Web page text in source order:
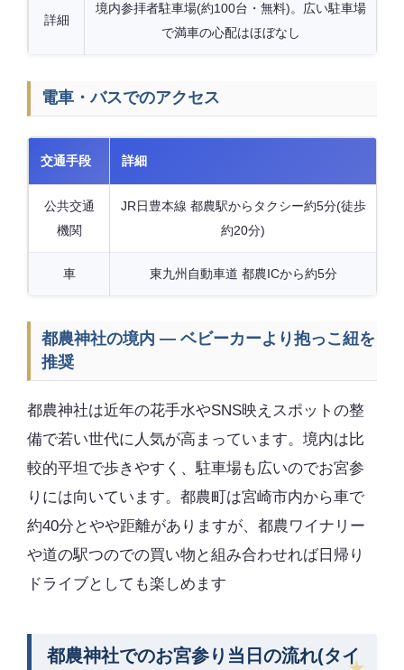
詳細
境内参拝者駐車場(約100台・無料)。広い駐車場
で満車の心配はほぼなし
電車・バスでのアクセス
交通手段 詳細
公共交通
機関
JR日豊本線 都農駅からタクシー約5分(徒歩
約20分)
車 東九州自動車道 都農ICから約5分
都農神社の境内 — ベビーカーより抱っこ紐を
推奨
都農神社は近年の花手水やSNS映えスポットの整
備で若い世代に人気が高まっています。境内は比
較的平坦で歩きやすく、駐車場も広いのでお宮参
りには向いています。都農町は宮崎市内から車で
約40分とやや距離がありますが、都農ワイナリー
や道の駅つのでの買い物と組み合わせれば日帰り
ドライブとしても楽しめます
都農神社でのお宮参り当日の流れ(タイ